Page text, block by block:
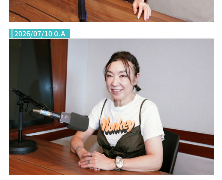
2026/07/10 O.A